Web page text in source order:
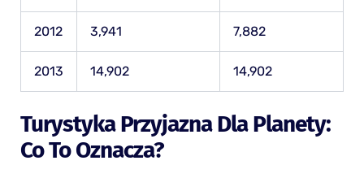
2012 3,941 7,882
2013 14,902 14,902
Turystyka Przyjazna Dla Planety:
Co To Oznacza?